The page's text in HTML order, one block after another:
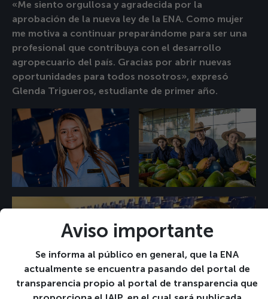
Aviso importante
Se informa al público en general, que la ENA
actualmente se encuentra pasando del portal de
transparencia propio al portal de transparencia que
«Me siento orgullosa y agradecida por la
aprobación de la nueva ley de la ENA. Como mujer
me motiva a continuar preparándome para ser una
profesional que contribuya con el desarrollo
agropecuario del país. Gracias por abrir nuevas
oportunidades para todos nosotros», expresó
Glenda Trigueros, estudiante de primer año.